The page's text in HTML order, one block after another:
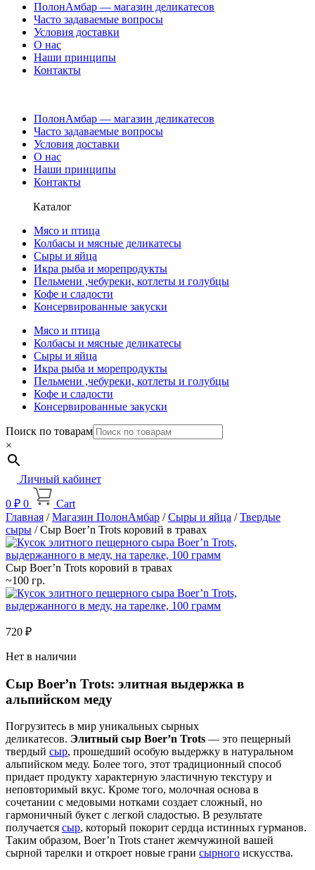
ПолонАмбар — магазин деликатесов
Часто задаваемые вопросы
Условия доставки
О нас
Наши принципы
Контакты
ПолонАмбар — магазин деликатесов
Часто задаваемые вопросы
Условия доставки
О нас
Наши принципы
Контакты
Каталог
Мясо и птица
Колбасы и мясные деликатесы
Сыры и яйца
Икра рыба и морепродукты
Пельмени ,чебуреки, котлеты и голубцы
Кофе и сладости
Консервированные закуски
Мясо и птица
Колбасы и мясные деликатесы
Сыры и яйца
Икра рыба и морепродукты
Пельмени ,чебуреки, котлеты и голубцы
Кофе и сладости
Консервированные закуски
Поиск по товарам
×
Личный кабинет
0 ₽ 0
Cart
Главная /Магазин ПолонАмбар /Сыры и яйца /Твердые
сыры / Сыр Boer’n Trots коровий в травах
Сыр Boer’n Trots коровий в травах
~100 гр.
720 ₽
Нет в наличии
Сыр Boer’n Trots: элитная выдержка в
альпийском меду
Погрузитесь в мир уникальных сырных
деликатесов. Элитный сыр Boer’n Trots — это пещерный
твердый сыр, прошедший особую выдержку в натуральном
альпийском меду. Более того, этот традиционный способ
придает продукту характерную эластичную текстуру и
неповторимый вкус. Кроме того, молочная основа в
сочетании с медовыми нотками создает сложный, но
гармоничный букет с легкой сладостью. В результате
получается сыр, который покорит сердца истинных гурманов.
Таким образом, Boer’n Trots станет жемчужиной вашей
сырной тарелки и откроет новые грани сырного искусства.